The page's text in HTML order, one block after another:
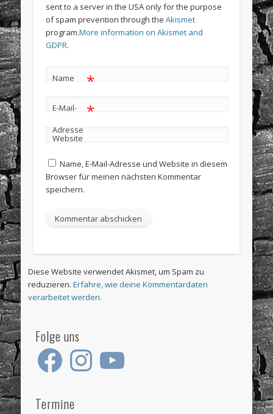
sent to a server in the USA only for the purpose
of spam prevention through the Akismet
program.More information on Akismet and
GDPR.
Name *
E-Mail-
Adresse
*
Website
Name, E-Mail-Adresse und Website in diesem
Browser für meinen nächsten Kommentar
speichern.
Diese Website verwendet Akismet, um Spam zu
reduzieren.Erfahre, wie deine Kommentardaten
verarbeitet werden.
Folge uns
Facebook Instagram
Termine